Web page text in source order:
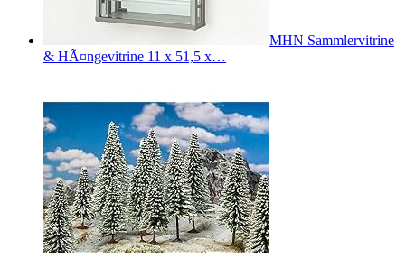
MHN Sammlervitrine
& HÃ¤ngevitrine 11 x 51,5 x…